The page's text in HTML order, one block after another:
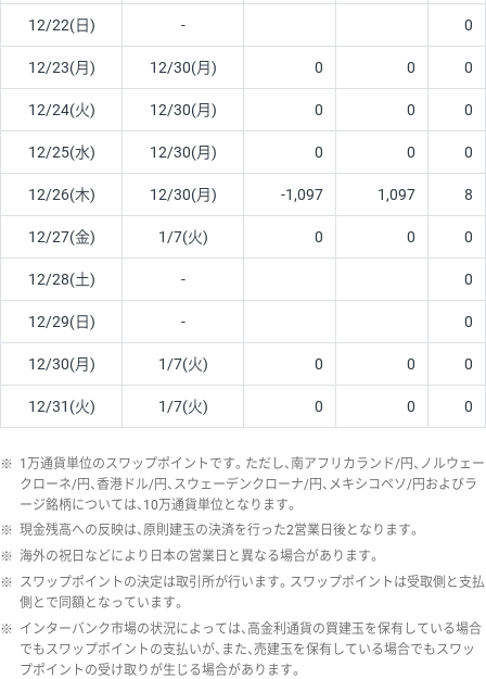
12/22(日) - 0
12/23(月) 12/30(月) 0 0 0
12/24(火) 12/30(月) 0 0 0
12/25(水) 12/30(月) 0 0 0
12/26(木) 12/30(月) -1,097 1,097 8
12/27(金) 1/7(火) 0 0 0
12/28(土) - 0
12/29(日) - 0
12/30(月) 1/7(火) 0 0 0
12/31(火) 1/7(火) 0 0 0
※ 1万通貨単位のスワップポイントです。ただし、南アフリカランド/円、ノルウェー
クローネ/円、香港ドル/円、スウェーデンクローナ/円、メキシコペソ/円およびラ
ージ銘柄については、10万通貨単位となります。
※ 現金残高への反映は、原則建玉の決済を行った2営業日後となります。
※ 海外の祝日などにより日本の営業日と異なる場合があります。
※ スワップポイントの決定は取引所が行います。スワップポイントは受取側と支払
側とで同額となっています。
※ インターバンク市場の状況によっては、高金利通貨の買建玉を保有している場合
でもスワップポイントの支払いが、また、売建玉を保有している場合でもスワッ
プポイントの受け取りが生じる場合があります。